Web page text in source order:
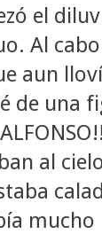
el
Al
aun
de una
al